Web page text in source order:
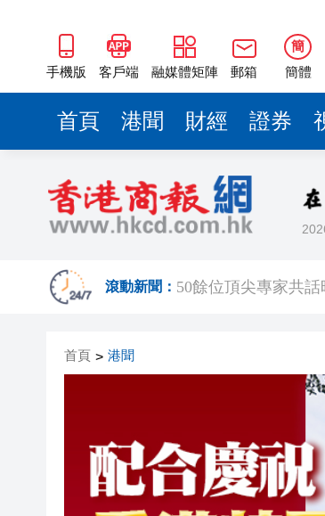
手機版 客戶端 融媒體矩陣 郵箱
簡
簡體
首頁 港聞 財經 證券
滾動新聞：
海南澄邁文儒煥新升
梁振英率港區全國政
2025年海南儋州以
瀋陽鐵西校園閱讀活
黎智英案｜吳良好：
50餘位頂尖專家共話
2025年海南儋州以
瀋陽鐵西校園閱讀活
黎智英案｜吳良好
首頁 > 港聞